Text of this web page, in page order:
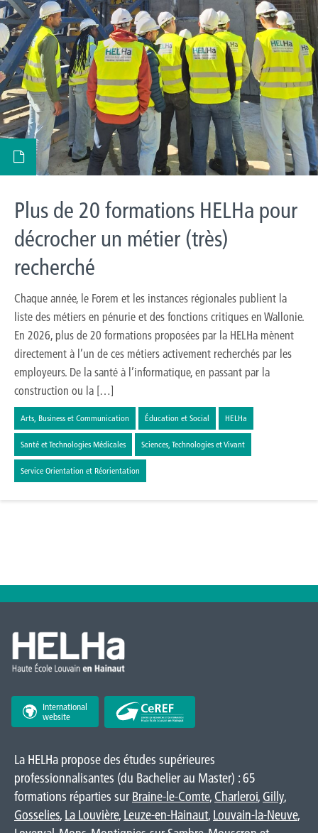
Plus de 20 formations HELHa pour
décrocher un métier (très)
recherché
Chaque année, le Forem et les instances régionales publient la
liste des métiers en pénurie et des fonctions critiques en Wallonie.
En 2026, plus de 20 formations proposées par la HELHa mènent
directement à l’un de ces métiers activement recherchés par les
employeurs. De la santé à l’informatique, en passant par la
construction ou la […]
Arts, Business et Communication Éducation et Social HELHa
Santé et Technologies Médicales Sciences, Technologies et Vivant
Service Orientation et Réorientation
International
website
La HELHa propose des études supérieures
professionnalisantes (du Bachelier au Master) : 65
formations réparties surBraine-le-Comte, Charleroi, Gilly,
Gosselies, La Louvière, Leuze-en-Hainaut, Louvain-la-Neuve,